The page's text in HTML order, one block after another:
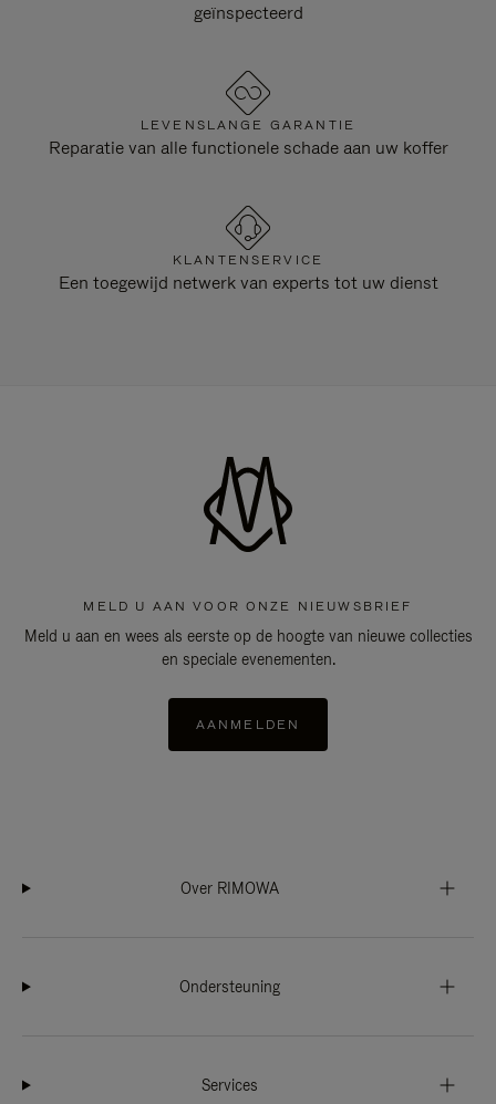
geïnspecteerd
LEVENSLANGE GARANTIE
Reparatie van alle functionele schade aan uw koffer
KLANTENSERVICE
Een toegewijd netwerk van experts tot uw dienst
MELD U AAN VOOR ONZE NIEUWSBRIEF
Meld u aan en wees als eerste op de hoogte van nieuwe collecties
en speciale evenementen.
AANMELDEN
Over RIMOWA
Ondersteuning
Services